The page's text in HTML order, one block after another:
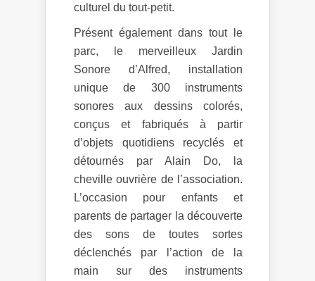
culturel du tout-petit.
Présent également dans tout le
parc, le merveilleux Jardin
Sonore d’Alfred, installation
unique de 300 instruments
sonores aux dessins colorés,
conçus et fabriqués à partir
d’objets quotidiens recyclés et
détournés par Alain Do, la
cheville ouvrière de l’association.
L’occasion pour enfants et
parents de partager la découverte
des sons de toutes sortes
déclenchés par l’action de la
main sur des instruments